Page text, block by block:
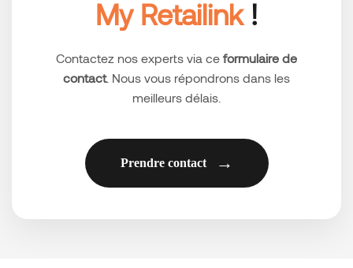
My Retailink!
Contactez nos experts via ce formulaire de
contact. Nous vous répondrons dans les
meilleurs délais.
Prendre contact